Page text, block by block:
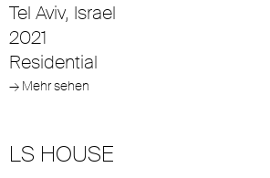
Tel Aviv, Israel
2021
Residential
→ Mehr sehen
LS HOUSE